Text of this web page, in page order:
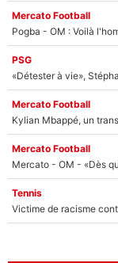
Mercato Football
Pogba - OM : Voilà
PSG
«Détester à vie»,
Mercato Football
Kylian Mbappé, un
Mercato Football
Tennis